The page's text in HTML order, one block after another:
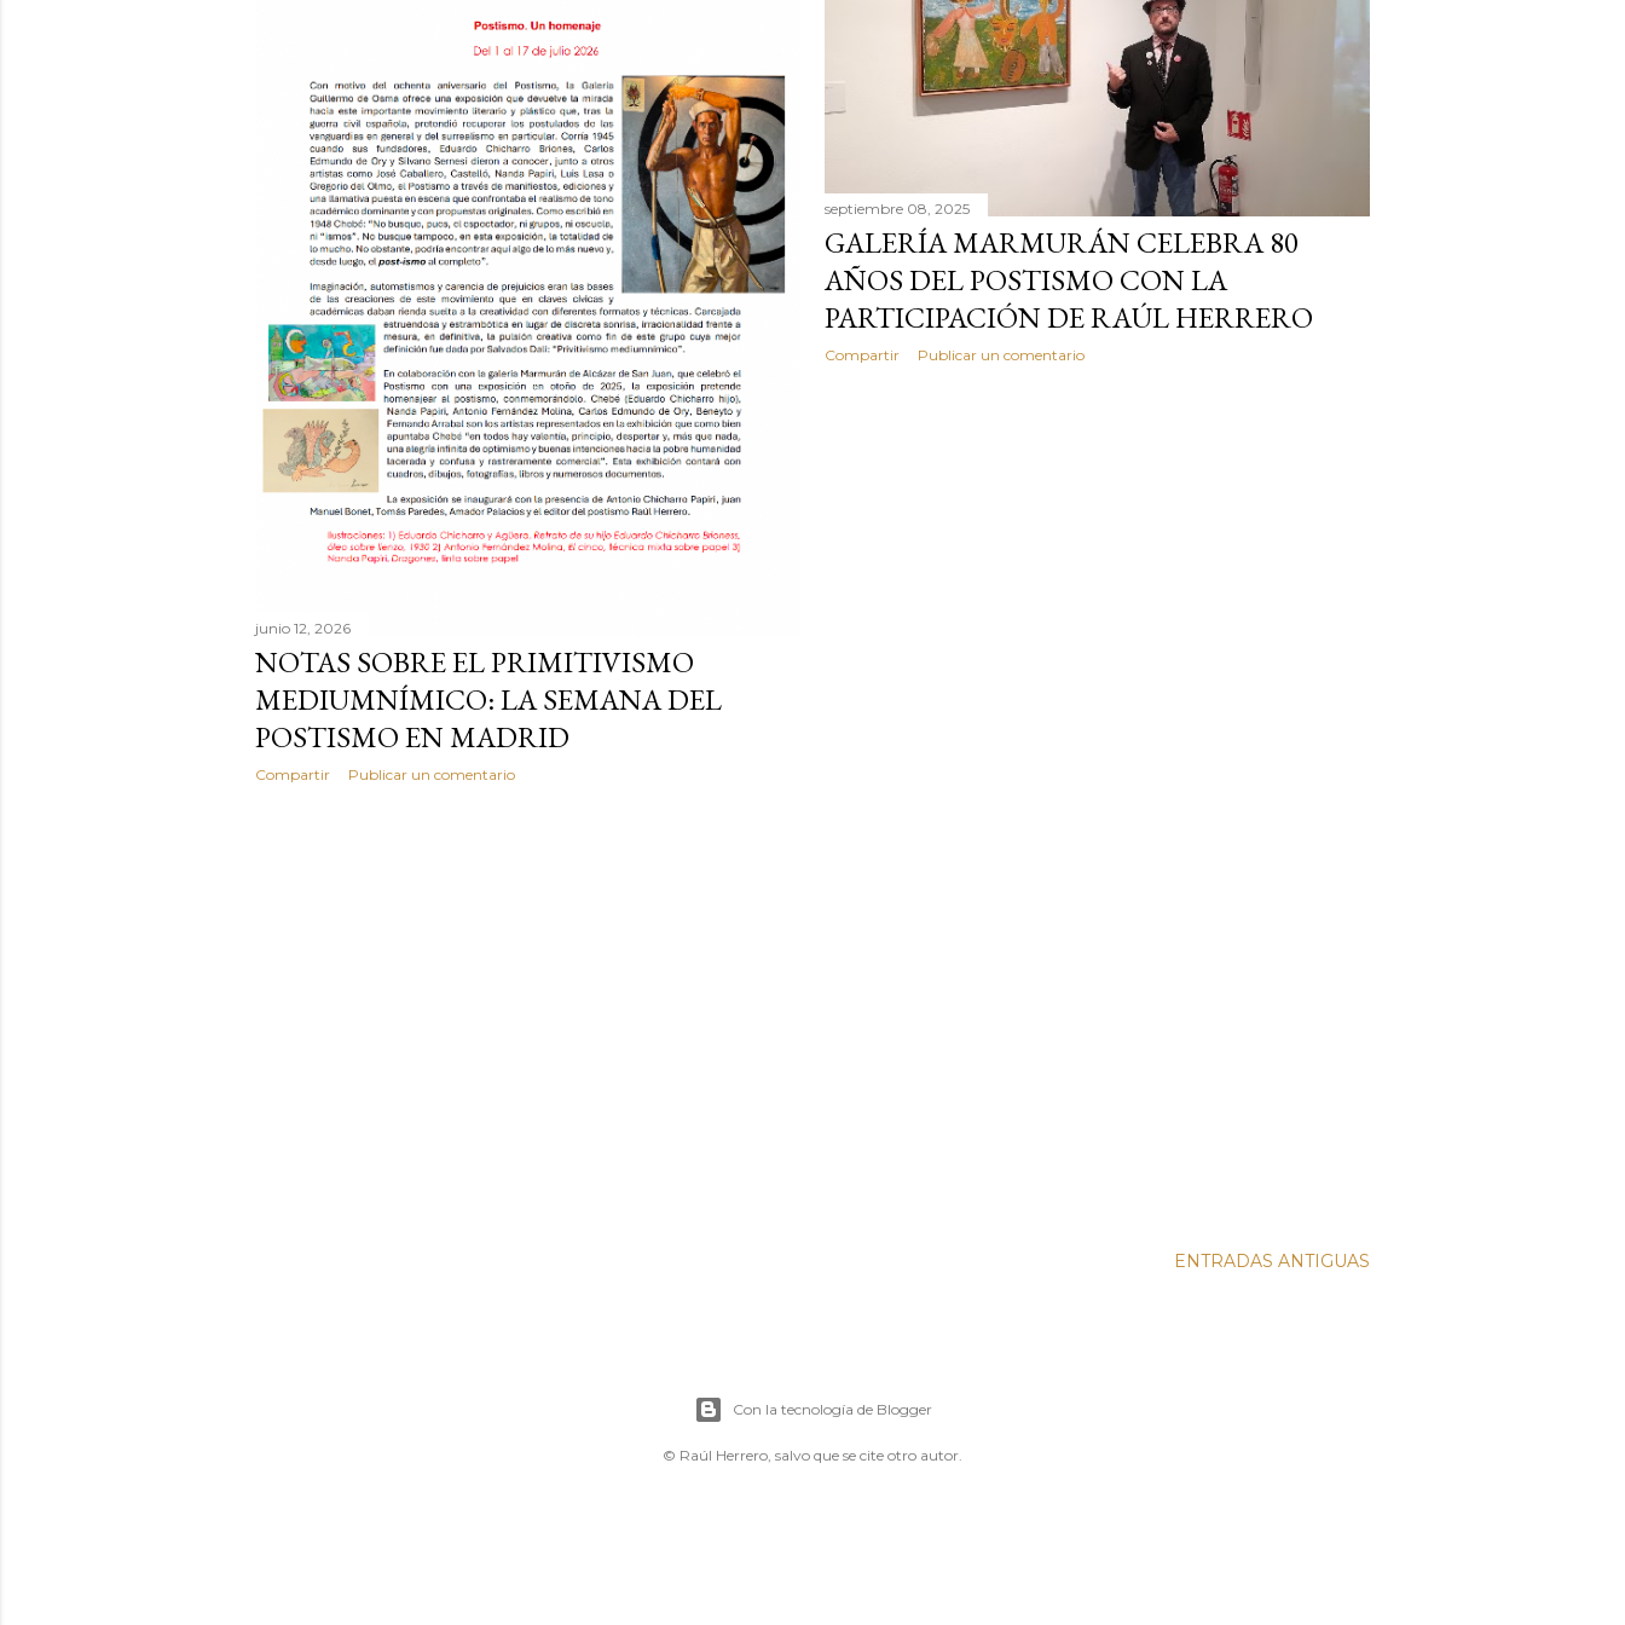
junio 12, 2026
NOTAS SOBRE EL PRIMITIVISMO
MEDIUMNÍMICO: LA SEMANA DEL
POSTISMO EN MADRID
Compartir Publicar un comentario
septiembre 08, 2025
GALERÍA MARMURÁN CELEBRA 80
AÑOS DEL POSTISMO CON LA
PARTICIPACIÓN DE RAÚL HERRERO
Compartir Publicar un comentario
ENTRADAS ANTIGUAS
Con la tecnología de Blogger
© Raúl Herrero, salvo que se cite otro autor.